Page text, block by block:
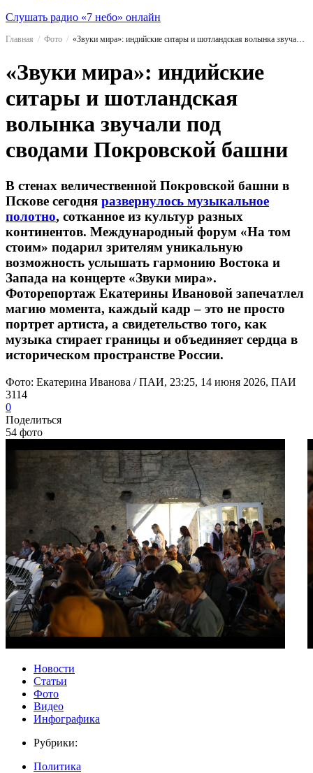
Слушать радио «7 небо» онлайн
Главная Фото «Звуки мира»: индийские ситары и шотландская волынка звучали под сводами Покровской башни
«Звуки мира»: индийские
ситары и шотландская
волынка звучали под
сводами Покровской башни
В стенах величественной Покровской башни в
Пскове сегодня развернулось музыкальное
полотно, сотканное из культур разных
континентов. Международный форум «На том
стоим» подарил зрителям уникальную
возможность услышать гармонию Востока и
Запада на концерте «Звуки мира».
Фоторепортаж Екатерины Ивановой запечатлел
магию момента, каждый кадр – это не просто
портрет артиста, а свидетельство того, как
музыка стирает границы и объединяет сердца в
историческом пространстве России.
Фото: Екатерина Иванова / ПАИ, 23:25, 14 июня 2026, ПАИ
3114
0
Поделиться
54 фото
Новости
Статьи
Фото
Видео
Инфографика
Рубрики:
Политика